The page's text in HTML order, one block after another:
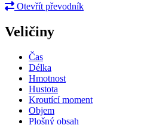
Otevřít převodník
Veličiny
Čas
Délka
Hmotnost
Hustota
Kroutící moment
Objem
Plošný obsah